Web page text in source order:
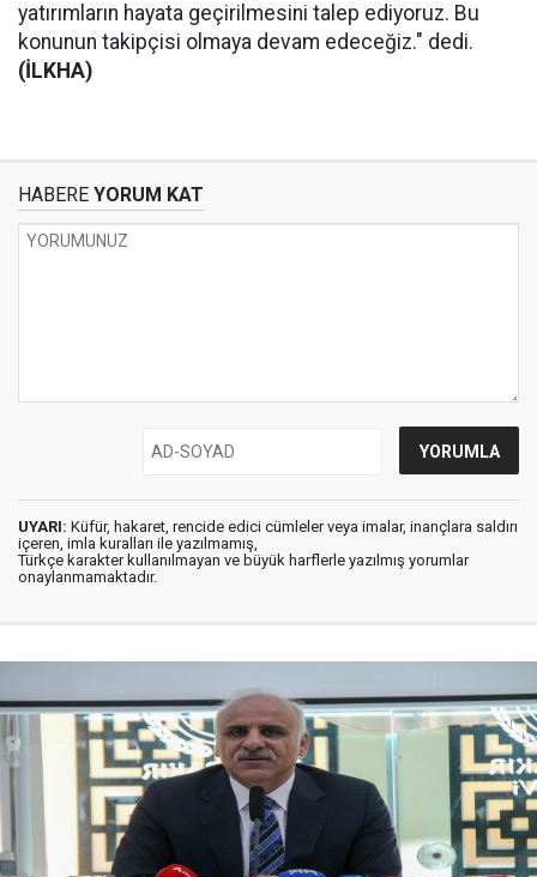
yatırımların hayata geçirilmesini talep ediyoruz. Bu
konunun takipçisi olmaya devam edeceğiz." dedi.
(İLKHA)
HABERE YORUM KAT
UYARI: Küfür, hakaret, rencide edici cümleler veya imalar, inançlara saldırı
içeren, imla kuralları ile yazılmamış,
Türkçe karakter kullanılmayan ve büyük harflerle yazılmış yorumlar
onaylanmamaktadır.